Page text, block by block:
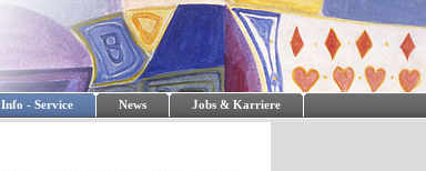
Info - Service News Jobs & Karriere